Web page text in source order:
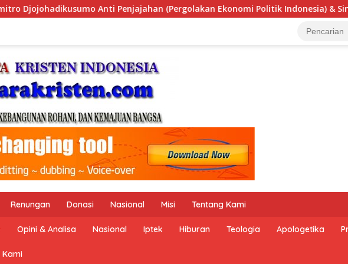
Ekonomi Politik Indonesia) & Simposium Nasional “Urgensi Undang-Undang
Renungan Donasi Nasional Misi Tentang Kami
Opini & Analisa Nasional Iptek Hiburan Teologia Apologetika
Kami